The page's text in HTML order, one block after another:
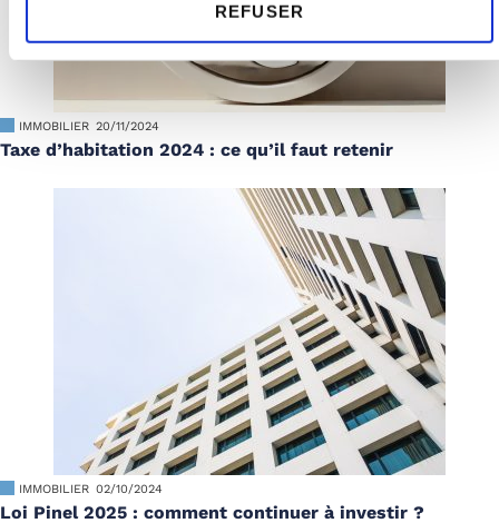
REFUSER
IMMOBILIER 20/11/2024
Taxe d’habitation 2024 : ce qu’il faut retenir
IMMOBILIER 02/10/2024
Loi Pinel 2025 : comment continuer à investir ?